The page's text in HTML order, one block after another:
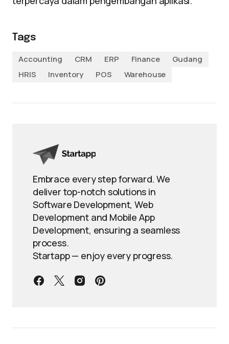
Tags
Accounting
CRM ERP Finance
Gudang
HRIS
Inventory POS Warehouse
Embrace every step forward. We
deliver top-notch solutions in
Software Development, Web
Development and Mobile App
Development, ensuring a seamless
process.
Startapp — enjoy every progress.